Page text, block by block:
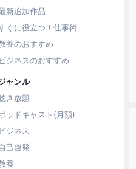
新追加作品
ぐに役立つ！仕事術
養のおすすめ
ビジネスのおすすめ
ャンル
き放題
ッドキャスト(月額)
ビジネス
己啓発
養